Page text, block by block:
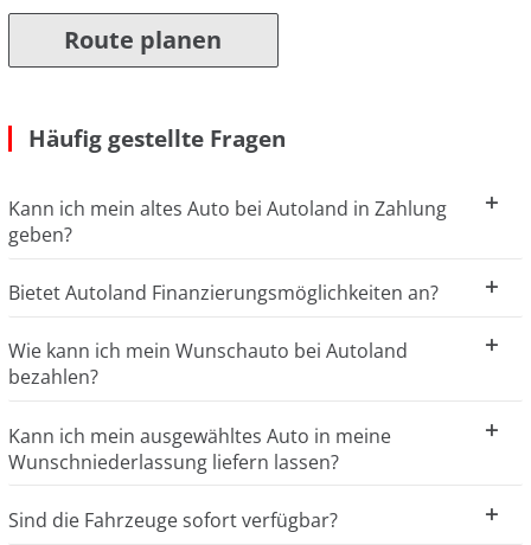
Route planen
Häufig gestellte Fragen
Kann ich mein altes Auto bei Autoland in Zahlung
geben?
Bietet Autoland Finanzierungsmöglichkeiten an?
Wie kann ich mein Wunschauto bei Autoland
bezahlen?
Kann ich mein ausgewähltes Auto in meine
Wunschniederlassung liefern lassen?
Sind die Fahrzeuge sofort verfügbar?